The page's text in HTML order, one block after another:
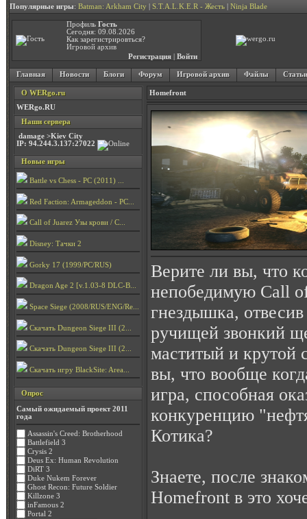
Популярные игры: Batman: Arkham City S.T.A.L.K.E.R - Жесть Ninja Blade
Профиль Гость
Сегодня: 09.08.2026
Как зарегистрировться?
Игровой архив
Регистрация
Войти
Главная Новости Блоги Форум Игровой архив Файлы Статьи
О WERgo.ru
WERgo.RU
Наши сервера
damage >Kiev City
IP: 94.244.3.137:27022
Новые игры
Battle vs Chess - PC (2011) ...
Red Faction: Armageddon - PC...
Call of Juarez Узы крови / C...
Disney: Тачки 2
Gorky 17 (1999/PC/RUS)
Dragon Age 2 [v.1.03-8 DLC-B...
Space Siege (2008/RUS/ENG/Re...
Скачать Dungeon Siege III (2...
Скачать Dungeon Siege III (2...
Скачать игру BlackSite: Area...
Опрос
Самый ожидаемый проект 2011
года
Assassin's Creed: Brotherhood
Battlefield 3
Crysis 2
Deus Ex: Human Revolution
DiRT 3
Duke Nukem Forever
Ghost Recon: Future Soldier
Killzone 3
inFamous 2
Portal 2
Homefront
Верите ли вы, что
непобедимую Call
гнездышка,
ручищей звонкий
маститый и крутой
вы, что вообще
игра, способная
конкуренцию
Котика?
Знаете, после
Homefront в это